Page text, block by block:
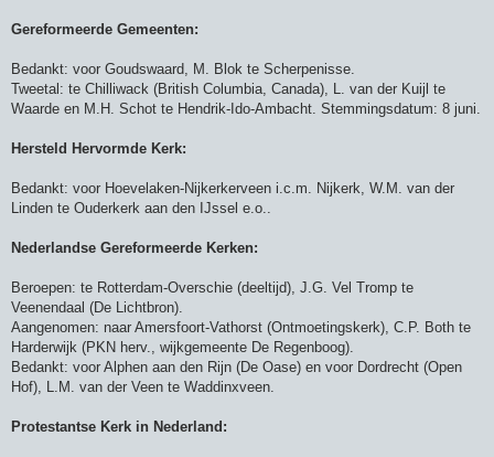
Gereformeerde Gemeenten:
Bedankt: voor Goudswaard, M. Blok te Scherpenisse.
Tweetal: te Chilliwack (British Columbia, Canada), L. van der Kuijl te
Waarde en M.H. Schot te Hendrik-Ido-Ambacht. Stemmingsdatum: 8 juni.
Hersteld Hervormde Kerk:
Bedankt: voor Hoevelaken-Nijkerkerveen i.c.m. Nijkerk, W.M. van der
Linden te Ouderkerk aan den IJssel e.o..
Nederlandse Gereformeerde Kerken:
Beroepen: te Rotterdam-Overschie (deeltijd), J.G. Vel Tromp te
Veenendaal (De Lichtbron).
Aangenomen: naar Amersfoort-Vathorst (Ontmoetingskerk), C.P. Both te
Harderwijk (PKN herv., wijkgemeente De Regenboog).
Bedankt: voor Alphen aan den Rijn (De Oase) en voor Dordrecht (Open
Hof), L.M. van der Veen te Waddinxveen.
Protestantse Kerk in Nederland: